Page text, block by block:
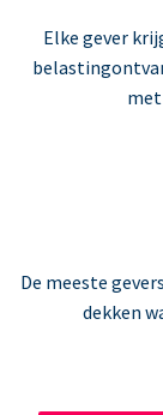
Elke gever
De meeste
dekken